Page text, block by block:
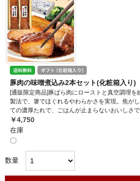
豚肉の味噌煮込み2本セット(化粧箱入り)
[通販限定商品]豚ばら肉にローストと真空調理
製法で、箸でほぐれるやわらかさを実現。焦が
ての濃厚たれで、ごはんが止まらないおいしさで
￥4,750
在庫
〇
数量